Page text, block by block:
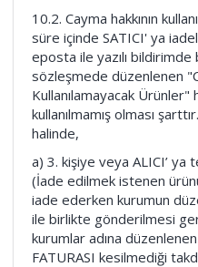
10.2. Cayma hakkının
süre içinde SATICI' ya
eposta ile yazılı bildirimde
sözleşmede düzenlenen
Kullanılamayacak
kullanılmamış olması
halinde,
a) 3. kişiye veya ALICI’ ya
(İade edilmek istenen
iade ederken kurumun
ile birlikte gönderilmesi
kurumlar adına
FATURASI kesilmediği